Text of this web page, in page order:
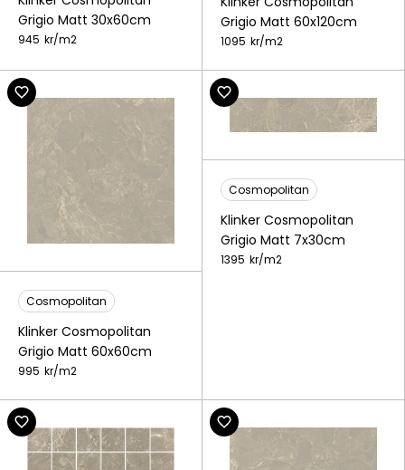
Grigio Matt 30x60cm
945 kr/m2
Grigio Matt 60x120cm
1095 kr/m2
Cosmopolitan
Klinker Cosmopolitan
Grigio Matt 60x60cm
995 kr/m2
Cosmopolitan
Klinker Cosmopolitan
Grigio Matt 7x30cm
1395 kr/m2